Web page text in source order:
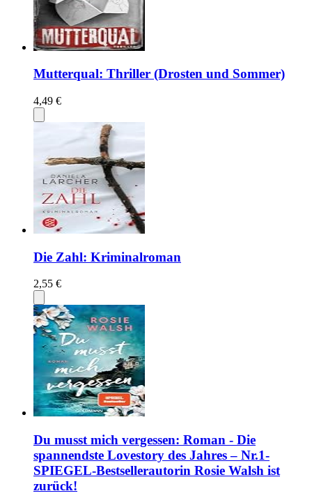
Mutterqual: Thriller (Drosten und Sommer)
4,49 €
Die Zahl: Kriminalroman
2,55 €
Du musst mich vergessen: Roman - Die
spannendste Lovestory des Jahres – Nr.1-
SPIEGEL-Bestsellerautorin Rosie Walsh ist
zurück!